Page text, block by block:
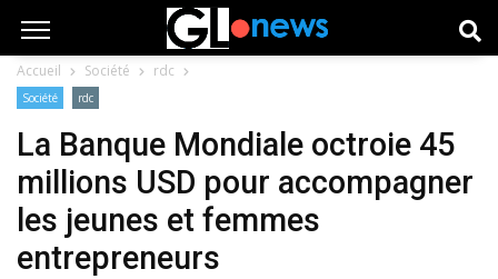
Accueil Société rdc
Société rdc
La Banque Mondiale octroie 45
millions USD pour accompagner
les jeunes et femmes
entrepreneurs